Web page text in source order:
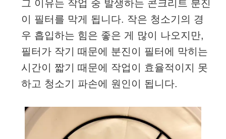
그 이유는 작업 중 발생하는 콘크리트 분진
이 필터를 막게 됩니다. 작은 청소기의 경
우 흡입하는 힘은 좋은 게 많이 나오지만,
필터가 작기 때문에 분진이 필터에 막히는
시간이 짧기 때문에 작업이 효율적이지 못
하고 청소기 파손에 원인이 됩니다.